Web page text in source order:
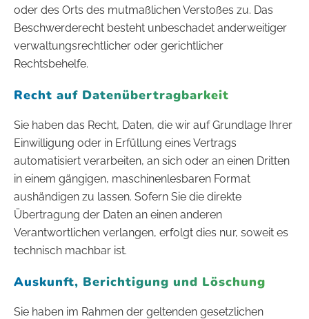
oder des Orts des mutmaßlichen Verstoßes zu. Das
Beschwerderecht besteht unbeschadet anderweitiger
verwaltungsrechtlicher oder gerichtlicher
Rechtsbehelfe.
Recht auf Daten­übertrag­barkeit
Sie haben das Recht, Daten, die wir auf Grundlage Ihrer
Einwilligung oder in Erfüllung eines Vertrags
automatisiert verarbeiten, an sich oder an einen Dritten
in einem gängigen, maschinenlesbaren Format
aushändigen zu lassen. Sofern Sie die direkte
Übertragung der Daten an einen anderen
Verantwortlichen verlangen, erfolgt dies nur, soweit es
technisch machbar ist.
Auskunft, Berichtigung und Löschung
Sie haben im Rahmen der geltenden gesetzlichen